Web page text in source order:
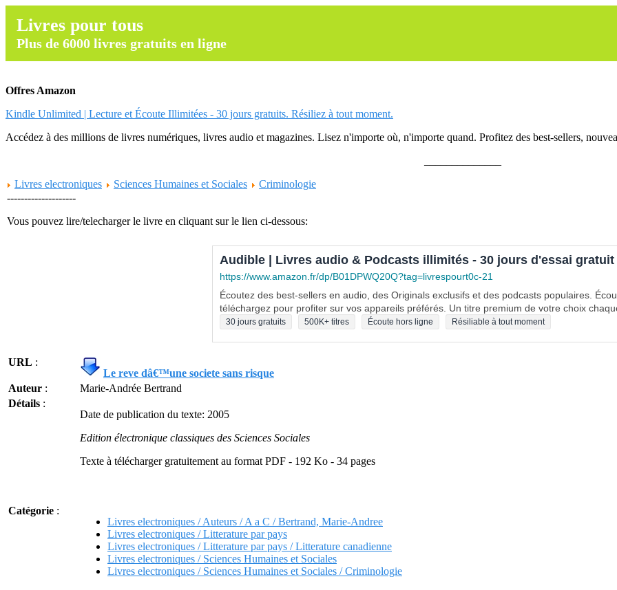
Livres pour tous
Plus de 6000 livres gratuits en ligne
Offres Amazon
Kindle Unlimited | Lecture et Écoute Illimitées - 30 jours gratuits. Résiliez à tout moment.
Accédez à des millions de livres numériques, livres audio et magazines. Lisez n'importe où, n'importe quand. Profitez des best-sellers,
Livres electroniques
Sciences Humaines et Sociales
Criminologie
--------------------
Vous pouvez lire/telecharger le livre en cliquant sur le lien ci-dessous:
Audible | Livres audio & Podcasts illimités - 30 jours d'essai gratuit
https://www.amazon.fr/dp/B01DPWQ20Q?tag=livrespourt0c-21
Écoutez des best-sellers en audio, des Originals exclusifs et des podcasts populaires.
téléchargez pour profiter sur vos appareils préférés. Un titre premium de votre choix
30 jours gratuits 500K+ titres Écoute hors ligne Résiliable à tout moment
URL :
Le reve dâ€™une societe sans risque
Auteur :
Marie-Andrée Bertrand
Détails :
Date de publication du texte: 2005
Edition électronique classiques des Sciences Sociales
Texte à télécharger gratuitement au format PDF - 192 Ko - 34 pages
Catégorie :
Livres electroniques / Auteurs / A a C / Bertrand, Marie-Andree
Livres electroniques / Litterature par pays
Livres electroniques / Litterature par pays / Litterature canadienne
Livres electroniques / Sciences Humaines et Sociales
Livres electroniques / Sciences Humaines et Sociales / Criminologie